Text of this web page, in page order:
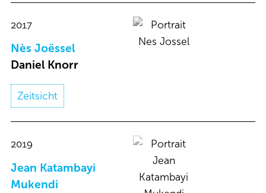
2017
Nès Joëssel​
Daniel Knorr​
Zeitsicht
2019
Jean Katambayi
Mukendi